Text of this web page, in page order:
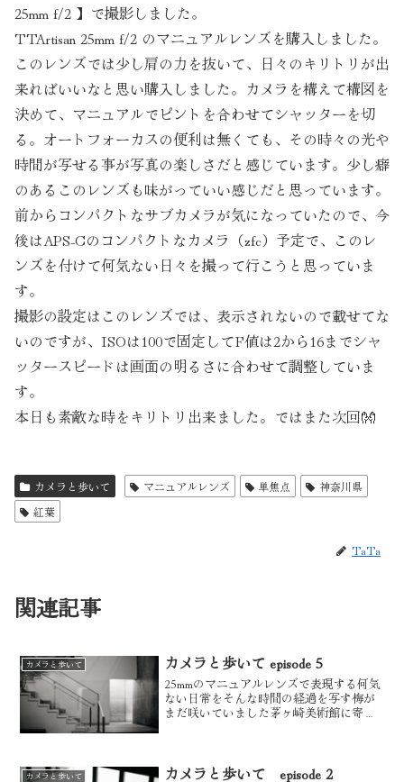
25mm f/2 】で撮影しました。
TTArtisan 25mm f/2 のマニュアルレンズを購入しました。
このレンズでは少し肩の力を抜いて、日々のキリトリが出
来ればいいなと思い購入しました。カメラを構えて構図を
決めて、マニュアルでピントを合わせてシャッターを切
る。オートフォーカスの便利は無くても、その時々の光や
時間が写せる事が写真の楽しさだと感じています。少し癖
のあるこのレンズも味がっていい感じだと思っています。
前からコンパクトなサブカメラが気になっていたので、今
後はAPS-Cのコンパクトなカメラ（zfc）予定で、このレ
ンズを付けて何気ない日々を撮って行こうと思っていま
す。
撮影の設定はこのレンズでは、表示されないので載せてな
いのですが、ISOは100で固定してF値は2から16までシャ
ッタースピードは画面の明るさに合わせて調整していま
す。
本日も素敵な時をキリトリ出来ました。ではまた次回👐
カメラと歩いて マニュアルレンズ 単焦点
神奈川県
紅葉
TaTa
関連記事
カメラと歩いて カメラと歩いて episode 5
25mmのマニュアルレンズで表現する何気
ない日常をそんな時間の経過を写す梅が
まだ咲いていました茅ヶ崎美術館に寄っ
メラ・NIKON Z...
カメラと歩いて カメラと歩いて episode 2